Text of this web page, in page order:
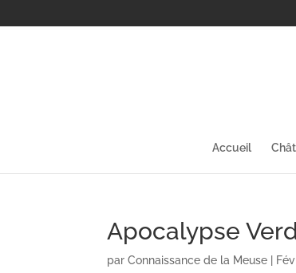
Accueil
Apocalypse
parConnaissance de la Meuse |